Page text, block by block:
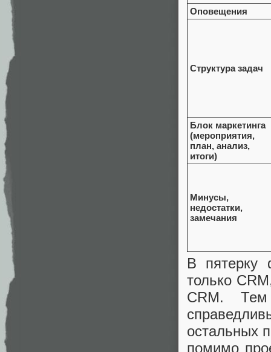
Оповещения
Структура задач
Блок маркетинга
(мероприятия,
план, анализ,
итоги)
Минусы,
недостатки,
замечания
В пятерку
только
CRM.
остальных
помимо